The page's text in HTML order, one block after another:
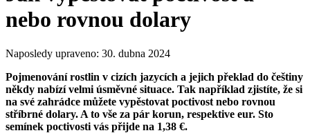
nebo rovnou dolary
Naposledy upraveno: 30. dubna 2024
Pojmenování rostlin v cizích jazycích a jejich překlad do češtiny
někdy nabízí velmi úsměvné situace. Tak například zjistíte, že si
na své zahrádce můžete vypěstovat poctivost nebo rovnou
stříbrné dolary. A to vše za pár korun, respektive eur. Sto
semínek poctivosti vás přijde na 1,38 €.